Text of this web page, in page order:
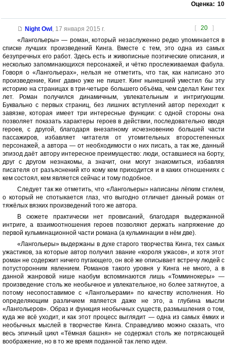
Оценка: 10
[ 20 ]
Night Owl , 17 января 2015 г.
«Лангольеры» — роман, который незаслуженно редко упоминается в
списке лучших произведений Кинга. Вместе с тем, это одна из самых
безупречных его работ. Здесь есть и живописные поэтические описания, и
несколько запоминающихся персонажей, и чётко прослеживаемая фабула.
Говоря о «Лангольерах», нельзя не отметить, что так, как написано это
произведение, Кинг давно уже не пишет. Кинг нынешний уместил бы эту
историю на страницах в три-четыре большего объёма, чем сделал Кинг тех
лет. Роман получился динамичным, увлекательным и интригующим.
Буквально с первых страниц, без лишних вступлений автор переходит к
завязке, которая имеет три интересные функции: с одной стороны она
позволяет показать характеры героев в действии, последовательно вводя
героев, с другой, благодаря внезапному исчезновению большей части
пассажиров, избавляет читателя от утомительных второстепенных
персонажей, а автора — от необходимости о них писать, а так же, данный
эпизод даёт автору интересное преимущество: люди, оставшиеся на борту,
друг с другом незнакомы, а значит, они могут знакомиться, избавляя
писателя от разъяснений кто кому кем приходится и в каких отношениях с
кем состоял, кем является сейчас и тому подобное.
Следует так же отметить, что «Лангольеры» написаны лёгким стилем,
о который не спотыкается глаз, что выгодно отличает данный роман от
тяжёлых вязких произведений того же автора.
В сюжете практически нет провисаний, благодаря выдержанной
интриге, а взаимоотношения героев позволяют держать напряжение до
первой кульминационной части романа (а кульминации в нём две).
«Лангольеры» выдержаны в духе старого творчества Кинга, тех самых
ужастиков, за которые автор получил звание «короля ужасов», и хотя этот
роман не содержит ничего пугающего, он всё же описывает встречу людей с
потусторонним явлением. Романов такого уровня у Кинга не много, а в
данной жанровой нише наобум вспоминаются лишь «Томминокеры» —
произведение столь же необычное и увлекательное, но более затянутое, а
потому несопоставимое с «Лангольерами» по качеству исполнения. Но
определяющим различием является даже не это, а глубина мысли
«Лангольеров». Образ и функция необычных существ, размышления о том,
куда же всё уходит, и как этот процесс выглядит — одна из самых ёмких и
необычных мыслей в творчестве Кинга. Справедливо можно сказать, что
весь эпичный цикл «Тёмная башня» не содержал столь же потрясающей
воображение, но в то же время поданной так легко идеи.